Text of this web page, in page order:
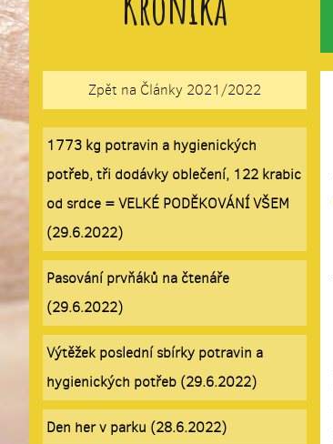
Zpět na Články 2021/2022
1773 kg potravin a hygienických
potřeb, tři dodávky oblečení, 122 krabic
od srdce = VELKÉ PODĚKOVÁNÍ VŠEM
(29.6.2022)
Pasování prvňáků na čtenáře
(29.6.2022)
Výtěžek poslední sbírky potravin a
hygienických potřeb (29.6.2022)
Den her v parku (28.6.2022)